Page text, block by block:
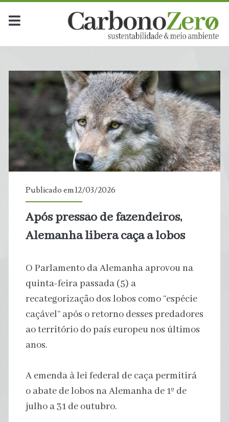
Publicado em 12/03/2026
Após pressão de fazendeiros,
Alemanha libera caça a lobos
O Parlamento da Alemanha aprovou na
quinta-feira passada (5) a
recategorização dos lobos como “espécie
caçável” após o retorno desses predadores
ao território do país europeu nos últimos
anos.
A emenda à lei federal de caça permitirá
o abate de lobos na Alemanha de 1º de
julho a 31 de outubro.